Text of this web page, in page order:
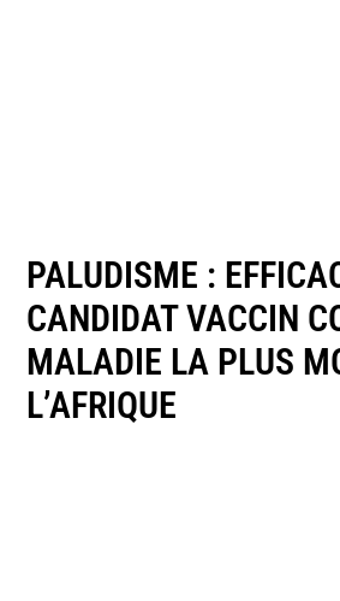
PALUDISME :
CANDIDAT VACCIN
MALADIE LA PLUS
L’AFRIQUE